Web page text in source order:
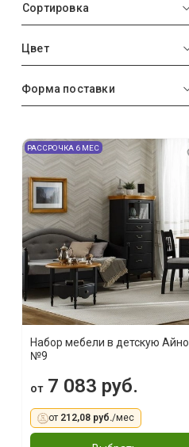
Сортировка
Цвет
Форма поставки
РАССРОЧКА 6 МЕС
Набор мебели в детскую Айно
№9
от7 083 руб.
от 212,08 руб./мес